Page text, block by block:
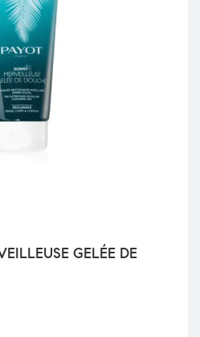
GELÉE DE